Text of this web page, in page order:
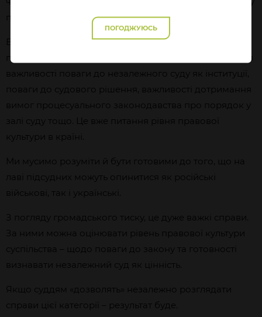
правосудді в Україні.
Водночас деякі активісти, громадські організації,
політики-популісти демонструють повне нерозуміння
важливості поваги до незалежного суду як інституції,
поваги до судового рішення, важливості дотримання
вимог процесуального законодавства про порядок у
залі суду тощо. Це вже питання рівня правової
культури в країні.
Ми мусимо розуміти й бути готовими до того, що на
лаві підсудних можуть опинитися як російські
військові, так і українські.
З погляду громадського тиску, це дуже важкі справи.
За ними можна оцінювати рівень правової культури
суспільства – щодо поваги до закону та готовності
визнавати незалежний суд як цінність.
Якщо суддям «дозволять» незалежно розглядати
справи цієї категорії – результат буде.
ПОГОДЖУЮСЬ